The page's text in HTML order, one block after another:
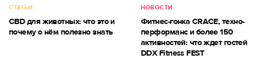
СТАТЬИ
CBD для животных: что это и
почему о нём полезно знать
НОВОСТИ
Фитнес-гонка CRACE, техно-
перформанс и более 150
активностей: что ждет гостей
DDX Fitness FEST